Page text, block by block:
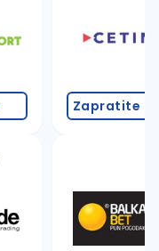
Zapratite